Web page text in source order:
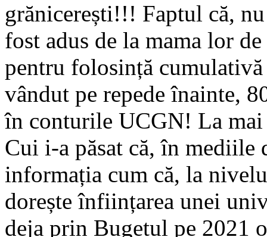
grănicerești!!! Faptul că,
fost adus de la mama lor
pentru folosință
vândut pe repede înainte,
în conturile UCGN! La
Cui i-a păsat că, în mediile
informația cum că, la
dorește înființarea unei
deja prin Bugetul pe 2021